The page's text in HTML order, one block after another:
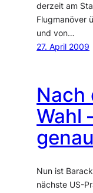
derzeit am
Flugmanöver
und von…
27. April 2009
Nach
Wahl
Nun ist
nächste US-